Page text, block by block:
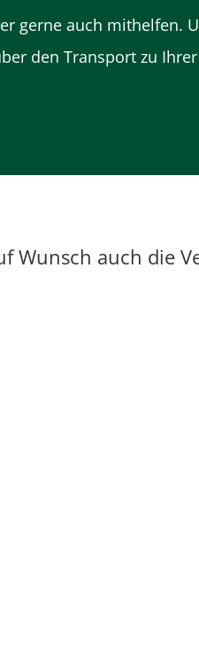
gerne auch
den Transport zu
Wunsch auch die